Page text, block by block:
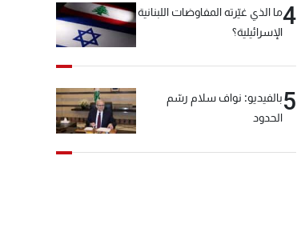
4ما الذي غيّرته المفاوضات اللبنانية
الإسرائيلية؟
5بالفيديو: نواف سلام رسّم
الحدود